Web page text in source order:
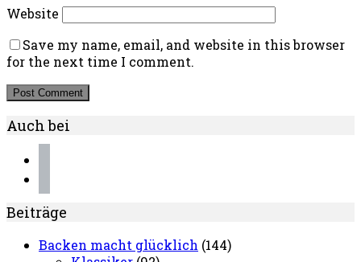
Website
Save my name, email, and website in this browser
for the next time I comment.
Auch bei
Beiträge
Backen macht glücklich (144)